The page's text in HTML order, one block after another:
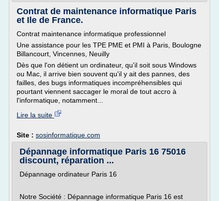
Contrat de maintenance informatique Paris
et Ile de France.
Contrat maintenance informatique professionnel
Une assistance pour les TPE PME et PMI à Paris, Boulogne
Billancourt, Vincennes, Neuilly
Dès que l'on détient un ordinateur, qu'il soit sous Windows
ou Mac, il arrive bien souvent qu'il y ait des pannes, des
failles, des bugs informatiques incompréhensibles qui
pourtant viennent saccager le moral de tout accro à
l'informatique, notamment...
Lire la suite
Site : sosinformatique.com
Dépannage informatique Paris 16 75016
discount, réparation ...
Dépannage ordinateur Paris 16
Notre Société : Dépannage informatique Paris 16 est